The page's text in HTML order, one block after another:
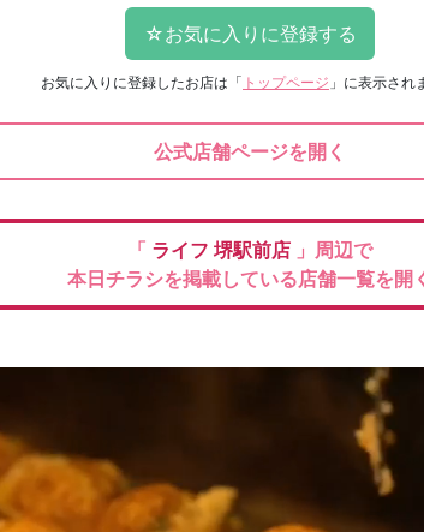
お気に入りに登録したお店は 「 トップページ 」に表示され
公式店舗ページを開く
「 ライフ 堺駅前店 」周辺で
本日チラシを掲載している店舗一覧を開